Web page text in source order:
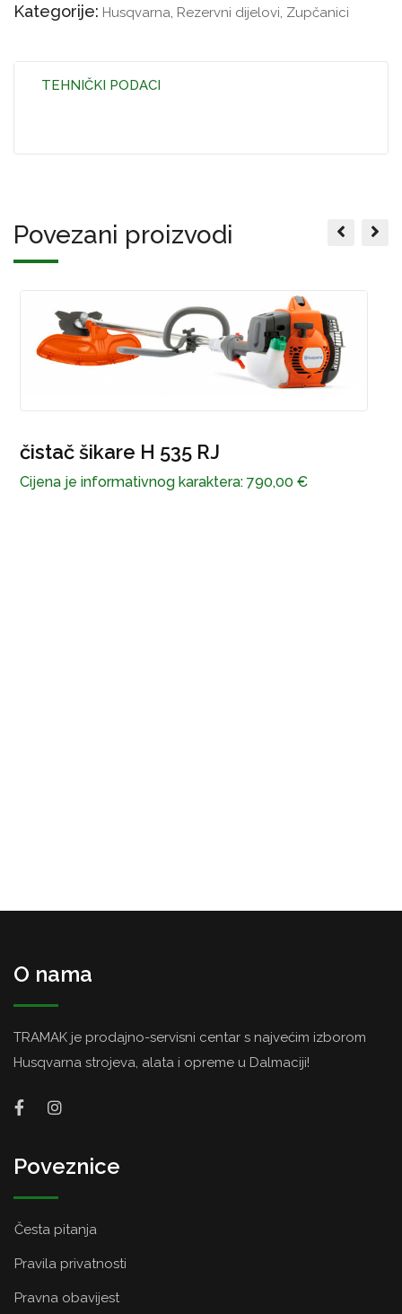
Kategorije: Husqvarna Rezervni dijelovi Zupčanici
TEHNIČKI PODACI
Povezani proizvodi
čistač šikare H 535 RJ
Cijena je informativnog karaktera:790,00€
O nama
TRAMAK je prodajno-servisni centar s najvećim izborom
Husqvarna strojeva, alata i opreme u Dalmaciji!
Poveznice
Česta pitanja
Pravila privatnosti
Pravna obavijest